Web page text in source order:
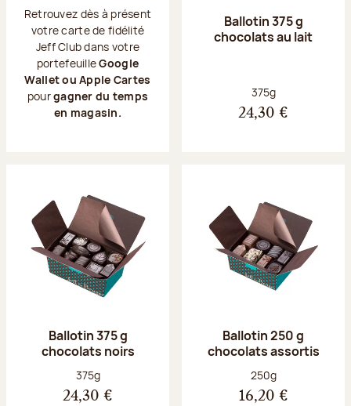
Retrouvez dès à présent
votre carte de fidélité
Jeff Club dans votre
portefeuilleGoogle
Wallet ou Apple Cartes
pourgagner du temps
en magasin.
Ballotin 375 g
chocolats au lait
Poids net :
375g
24,30 €
Ballotin 375 g
chocolats noirs
Poids net :
375g
24,30 €
Ballotin 250 g
chocolats assortis
Poids net :
250g
16,20 €